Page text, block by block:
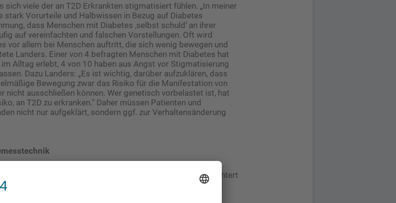
sich viele der an T2D Erkrankten stigmatisiert fühlen. „In meiner
stark Vorurteile und Halbwissen in Bezug auf Diabetes
dass Menschen mit Diabetes ‚selbst schuld‘ an ihrer
auf vereinfachten und falschen Vorstellungen. Oft wird
vor allem bei Menschen auftritt, die sich wenig bewegen und
Landers. Einer von 4 befragten Menschen mit Diabetes hat
Alltag erlebt, 4 von 10 haben aus Angst vor Stigmatisierung
Dazu Landers: „Es ist wichtig, darüber aufzuklären, dass
Bewegung zwar das Risiko für die Manifestation von
nicht ausschließen können. Wer genetisch vorbelastet ist, hat
an T2D zu erkranken.“ Daher müssen Patienten und
nicht nur aufgeklärt, sondern ggf. zur Verhaltensänderung
Glucosemessung kann die medizinische Versorgung
reduzieren. Der Einsatz solcher CGM-Systeme erleichtert
für die Betroffenen, sondern auch die Arbeit des